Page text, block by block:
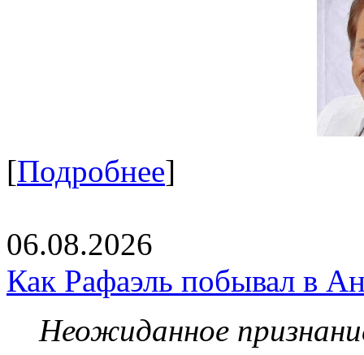
[Подробнее]
06.08.2026
Как Рафаэль побывал в
Неожиданное